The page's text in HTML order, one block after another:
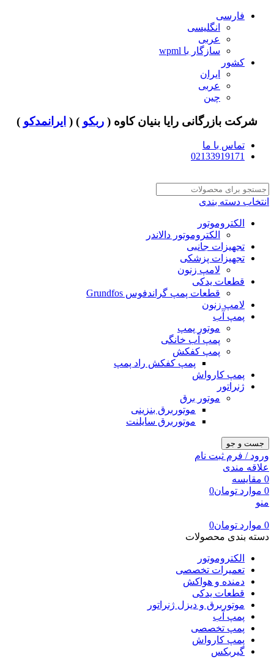
فارسی
انگلیسی
عربی
سازگار با wpml
کشور
ایران
عربی
چین
شرکت بازرگانی رایا بنیان کاوه ( ربکو ) ( ایرانمدکو )
تماس با ما
02133919171
انتخاب دسته بندی
الکتروموتور
الکتروموتور دالاندر
تجهیزات جانبی
تجهیزات پزشکی
لامپ زنون
قطعات یدکی
قطعات پمپ گراندفوس Grundfos
لامپ زنون
پمپ آب
موتور پمپ
پمپ آب خانگی
پمپ کفکش
پمپ کفکش راد پمپ
پمپ کارواش
ژنراتور
موتور برق
موتوربرق بنزینی
موتوربرق سایلنت
جست و جو
ورود / فرم ثبت نام
علاقه مندی
0 مقایسه
0 موارد تومان0
منو
0 موارد تومان0
دسته بندی محصولات
الکتروموتور
تعمیرات تخصصی
دمنده و هواکش
قطعات یدکی
موتوربرق و دیزل ژنراتور
پمپ آب
پمپ تخصصی
پمپ کارواش
گیربکس